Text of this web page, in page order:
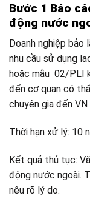
Bước 1 Báo
động nước
Doanh nghiệp bảo
nhu cầu sử dụng
hoặc mẫu 02/PLI
đến cơ quan có
chuyên gia đến VN
Thời hạn xử lý: 10
Kết quả thủ tục:
động nước ngoài.
nêu rõ lý do.